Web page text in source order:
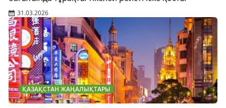
31.03.2026
ҚАЗАҚСТАН ЖАҢАЛЫҚТАРЫ